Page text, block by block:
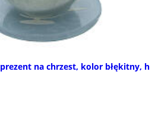
na chrzest, kolor błękitny, h